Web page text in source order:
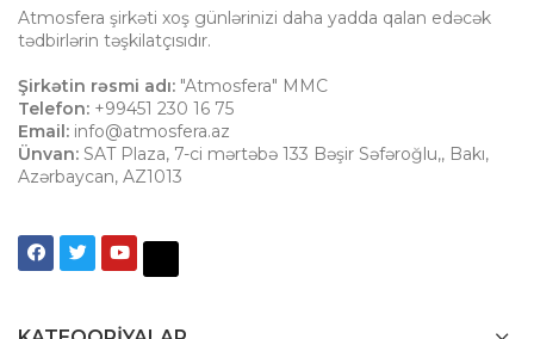
Atmosfera şirkəti xoş günlərinizi daha yadda qalan edəcək
tədbirlərin təşkilatçısıdır.
Şirkətin rəsmi adı: "Atmosfera" MMC
Telefon: +99451 230 16 75
Email: info@atmosfera.az
Ünvan: SAT Plaza, 7-ci mərtəbə 133 Bəşir Səfəroğlu,, Bakı,
Azərbaycan, AZ1013